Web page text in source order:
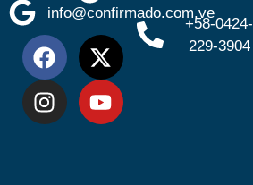
info@confirmado.com.ve
+58-0424-
229-3904